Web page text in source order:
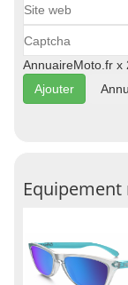
AnnuaireMoto.fr x